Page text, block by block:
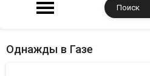
Однажды в Газе